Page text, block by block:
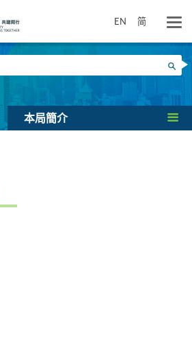
EN 简
搜尋
本局簡介